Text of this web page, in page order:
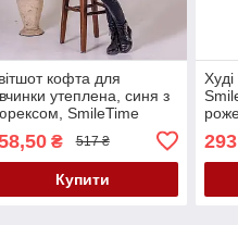
кофта для
утеплена, синя з
SmileTime
₴ 517 ₴
Купити